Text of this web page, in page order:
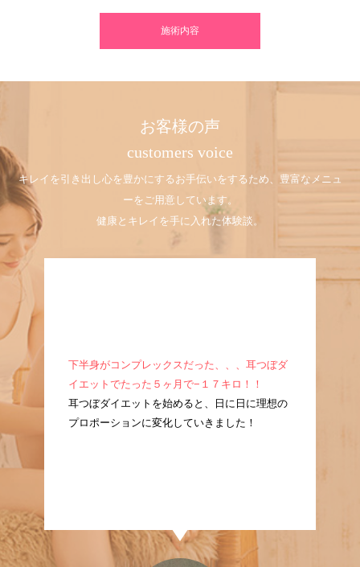
施術内容
お客様の声
customers voice
キレイを引き出し心を豊かにするお手伝いをするため、豊富なメニュ
ーをご用意しています。
健康とキレイを手に入れた体験談。
つ
痩
下半身がコンプレックスだった、、、耳つぼダ
イエットでたった５ヶ月で−１７キロ！！
耳つぼダイエットを始めると、日に日に理想の
プロポーションに変化していきました！